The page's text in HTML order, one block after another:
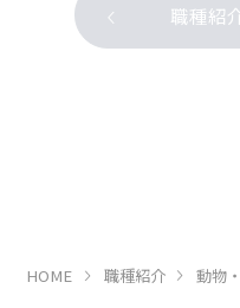
職種紹
HOME 職種紹介 動物